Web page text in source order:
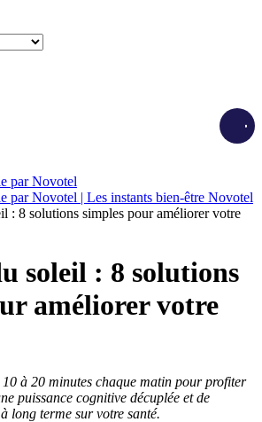
par Novotel
par Novotel | Les instants bien-être Novotel
: 8 solutions simples pour améliorer votre
soleil : 8 solutions
améliorer votre
10 à 20 minutes chaque matin pour profiter
puissance cognitive décuplée et de
long terme sur votre santé.